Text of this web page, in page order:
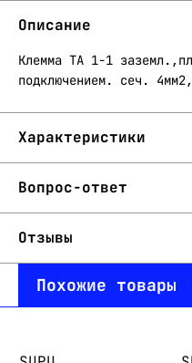
Описание
Клемма ТА 1-1
подключением. сеч.
Характеристики
Вопрос-ответ
Отзывы
Похожие товары